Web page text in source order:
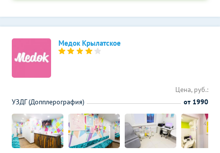
Медок Крылатское
Цена, руб.:
УЗДГ (Допплерография)
от 1990